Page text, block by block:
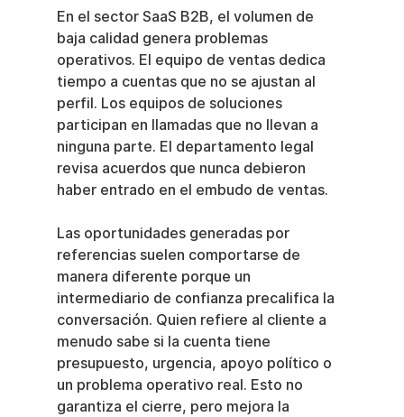
En el sector SaaS B2B, el volumen de
baja calidad genera problemas
operativos. El equipo de ventas dedica
tiempo a cuentas que no se ajustan al
perfil. Los equipos de soluciones
participan en llamadas que no llevan a
ninguna parte. El departamento legal
revisa acuerdos que nunca debieron
haber entrado en el embudo de ventas.
Las oportunidades generadas por
referencias suelen comportarse de
manera diferente porque un
intermediario de confianza precalifica la
conversación. Quien refiere al cliente a
menudo sabe si la cuenta tiene
presupuesto, urgencia, apoyo político o
un problema operativo real. Esto no
garantiza el cierre, pero mejora la